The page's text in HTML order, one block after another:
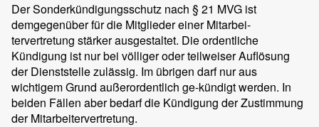
Der Sonderkündigungsschutz nach § 21 MVG ist
demgegenüber für die Mitglieder einer Mitarbei-
tervertretung stärker ausgestaltet. Die ordentliche
Kündigung ist nur bei völliger oder teilweiser Auflösung
der Dienststelle zulässig. Im übrigen darf nur aus
wichtigem Grund außerordentlich ge-kündigt werden. In
beiden Fällen aber bedarf die Kündigung der Zustimmung
der Mitarbeitervertretung.